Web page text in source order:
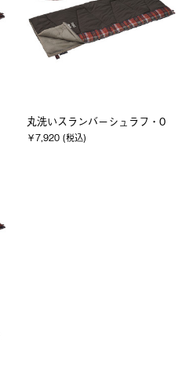
丸洗いスランバーシュラフ・0
￥7,920 (税込)